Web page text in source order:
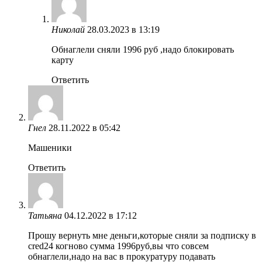
Николай 28.03.2023 в 13:19
Обнаглели сняли 1996 руб ,надо блокировать
карту
Ответить
Гнел 28.11.2022 в 05:42
Машеники
Ответить
Татьяна 04.12.2022 в 17:12
Прошу вернуть мне деньги,которые сняли за подписку в
cred24 когново сумма 1996руб,вы что совсем
обнаглели,надо на вас в прокуратуру подавать